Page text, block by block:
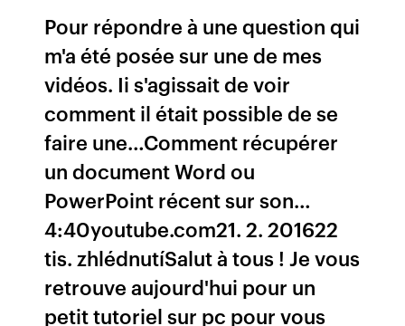
Pour répondre à une question qui
m'a été posée sur une de mes
vidéos. Ii s'agissait de voir
comment il était possible de se
faire une…Comment récupérer
un document Word ou
PowerPoint récent sur son…
4:40youtube.com21. 2. 201622
tis. zhlédnutíSalut à tous ! Je vous
retrouve aujourd'hui pour un
petit tutoriel sur pc pour vous